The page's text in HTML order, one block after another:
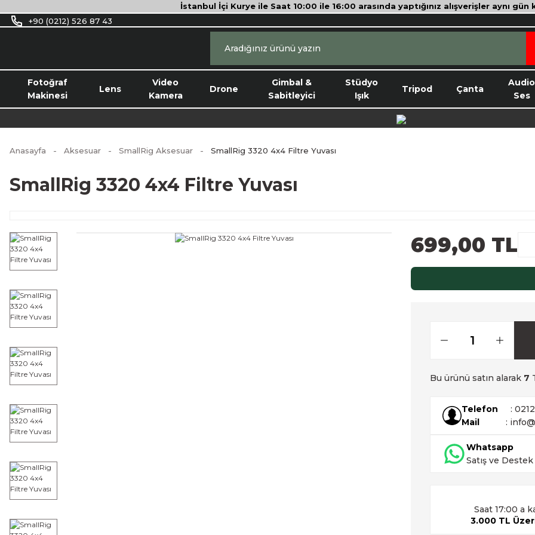
İstanbul İçi Kurye ile Saat 10:00 ile 16:00 arasında yaptığınız alışverişler aynı
+90 (0212) 526 87 43
Fotoğraf
Makinesi
Lens
Video
Kamera
Drone
Gimbal &
Sabitleyici
Stüdyo
Işık
Tripod Çanta
Audio
Ses
Anasayfa Aksesuar SmallRig Aksesuar SmallRig 3320 4x4 Filtre Yuvası
SmallRig 3320 4x4 Filtre Yuvası
699,00 TL
Bu ürünü satın alarak 7
Telefon
:
Mail
:
Whatsapp
Satış ve Destek
Saat 17:00 a
3.000 TL